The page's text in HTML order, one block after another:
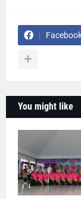
You might like